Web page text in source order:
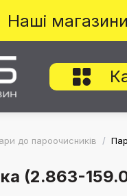
Наші магазини
до пароочисників /
(2.863-